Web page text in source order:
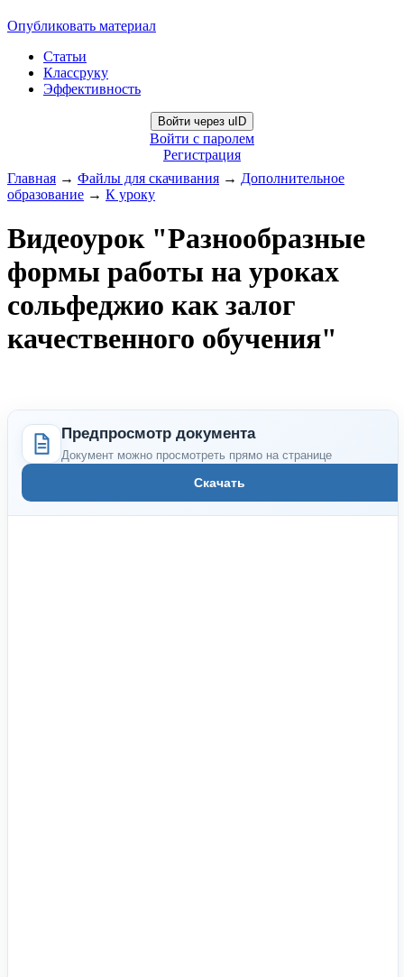
Опубликовать материал
Статьи
Классруку
Эффективность
Войти через uID
Войти с паролем
Регистрация
Главная → Файлы для скачивания → Дополнительное
образование → К уроку
Видеоурок "Разнообразные
формы работы на уроках
сольфеджио как залог
качественного обучения"
Предпросмотр документа
Документ можно просмотреть прямо на странице
Скачать